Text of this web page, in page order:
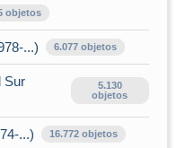
objetos
...) 6.077 objetos
Sur
5.130
objetos
...) 16.772 objetos